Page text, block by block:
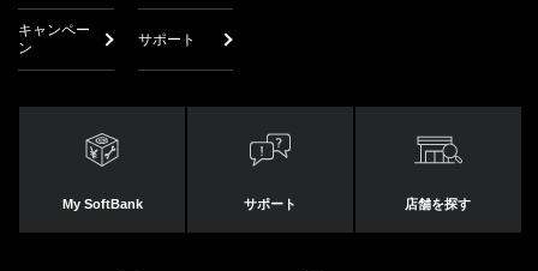
キャンペー
ン
サポート
My SoftBank サポート 店舗を探す